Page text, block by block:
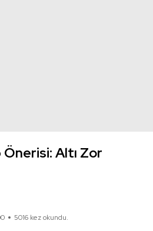
Altı Zor
5016 kez okundu.